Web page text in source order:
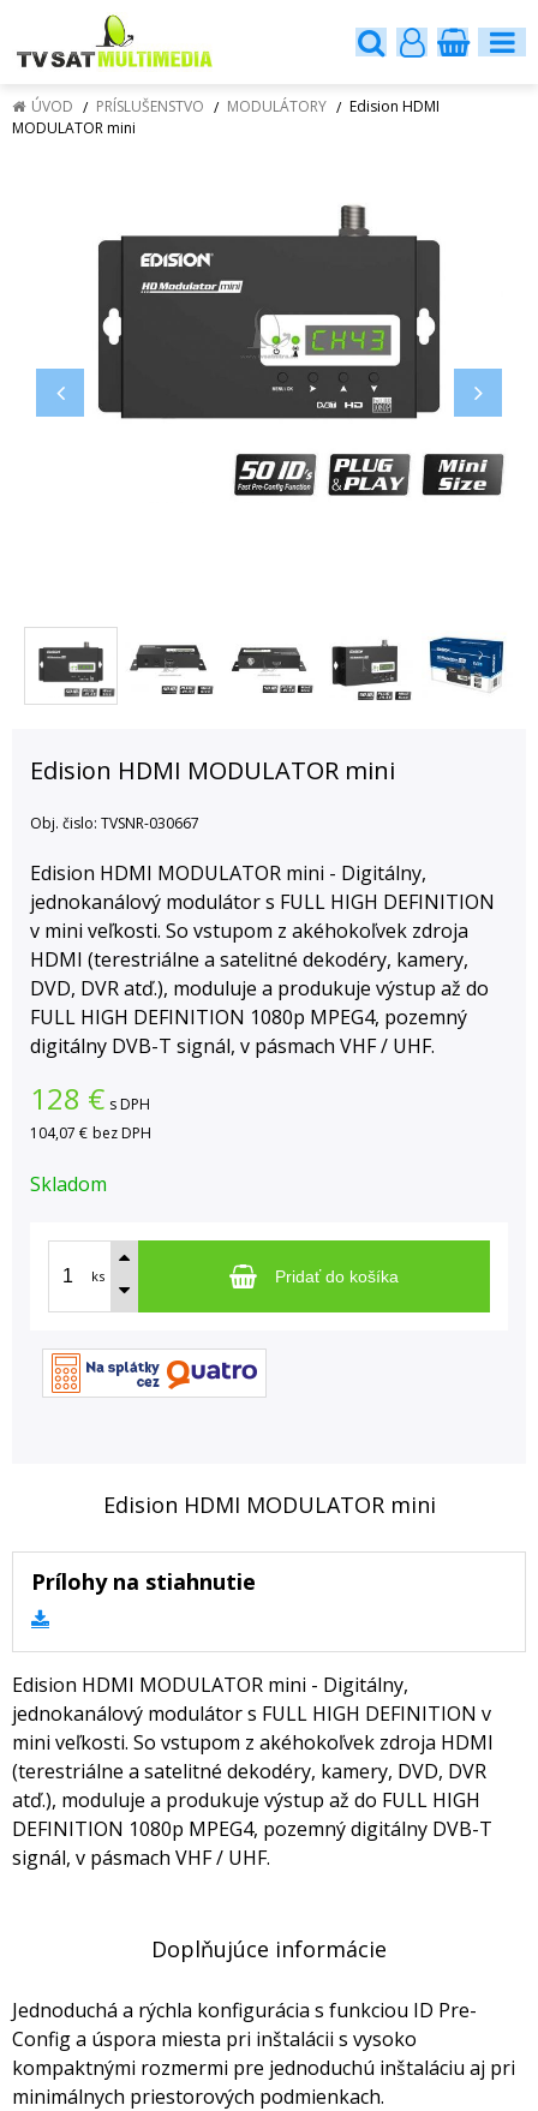
ÚVOD PRÍSLUŠENSTVO MODULÁTORY
Edision HDMI
MODULATOR mini
Edision HDMI MODULATOR mini
Obj. čislo: TVSNR-030667
Edision HDMI MODULATOR mini - Digitálny,
jednokanálový modulátor s FULL HIGH DEFINITION
v mini veľkosti. So vstupom z akéhokoľvek zdroja
HDMI (terestriálne a satelitné dekodéry, kamery,
DVD, DVR atď.), moduluje a produkuje výstup až do
FULL HIGH DEFINITION 1080p MPEG4, pozemný
digitálny DVB-T signál, v pásmach VHF / UHF.
128 € s DPH
104,07 € bez DPH
Skladom
ks Pridať do košíka
Edision HDMI MODULATOR mini
Prílohy na stiahnutie
Edision HDMI MODULATOR mini - Digitálny,
jednokanálový modulátor s FULL HIGH DEFINITION v
mini veľkosti. So vstupom z akéhokoľvek zdroja HDMI
(terestriálne a satelitné dekodéry, kamery, DVD, DVR
atď.), moduluje a produkuje výstup až do FULL HIGH
DEFINITION 1080p MPEG4, pozemný digitálny DVB-T
signál, v pásmach VHF / UHF.
Doplňujúce informácie
Jednoduchá a rýchla konfigurácia s funkciou ID Pre-
Config a úspora miesta pri inštalácii s vysoko
kompaktnými rozmermi pre jednoduchú inštaláciu aj pri
minimálnych priestorových podmienkach.